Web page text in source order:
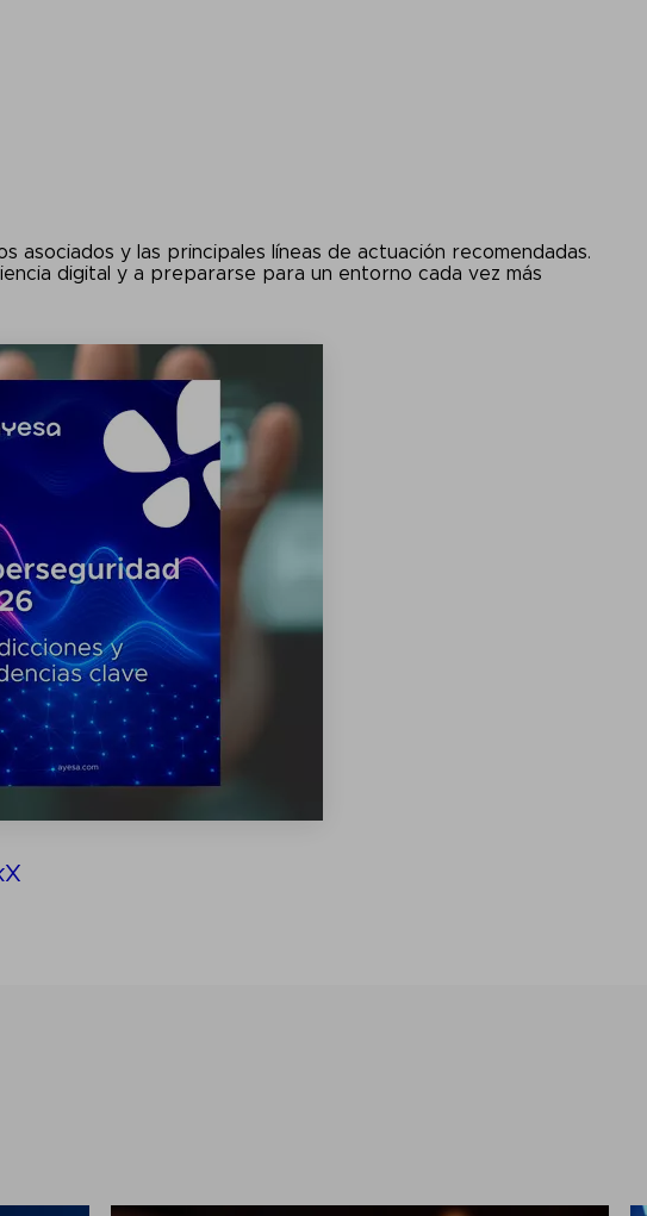
asociados y las principales líneas de actuación recomendadas.
digital y a prepararse para un entorno cada vez más
X